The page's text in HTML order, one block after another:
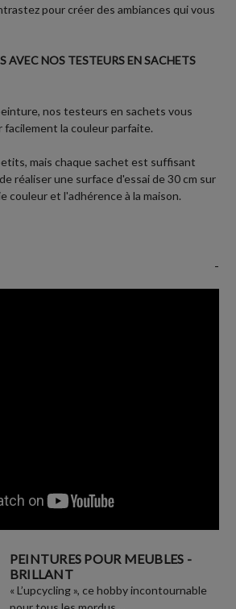
pour créer des ambiances qui vous
AVEC NOS TESTEURS EN SACHETS
nos testeurs en sachets vous
la couleur parfaite.
mais chaque sachet est suffisant
réaliser une surface d'essai de 30 cm sur
couleur et l'adhérence à la maison.
-
PEINTURES POUR MEUBLES -
BRILLANT
« L’upcycling », ce hobby incontournable